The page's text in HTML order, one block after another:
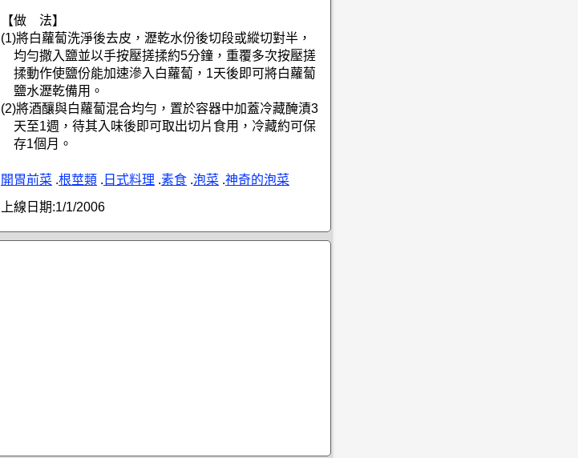
【做 法】
(1)將白蘿蔔洗淨後去皮，瀝乾水份後切段或縱切對半，
均勻撒入鹽並以手按壓搓揉約5分鐘，重覆多次按壓搓
揉動作使鹽份能加速滲入白蘿蔔，1天後即可將白蘿蔔
鹽水瀝乾備用。
(2)將酒釀與白蘿蔔混合均勻，置於容器中加蓋冷藏醃漬3
天至1週，待其入味後即可取出切片食用，冷藏約可保
存1個月。
開胃前菜 .根莖類 . 日式料理 .素食 .泡菜 .神奇的泡菜
上線日期:1/1/2006